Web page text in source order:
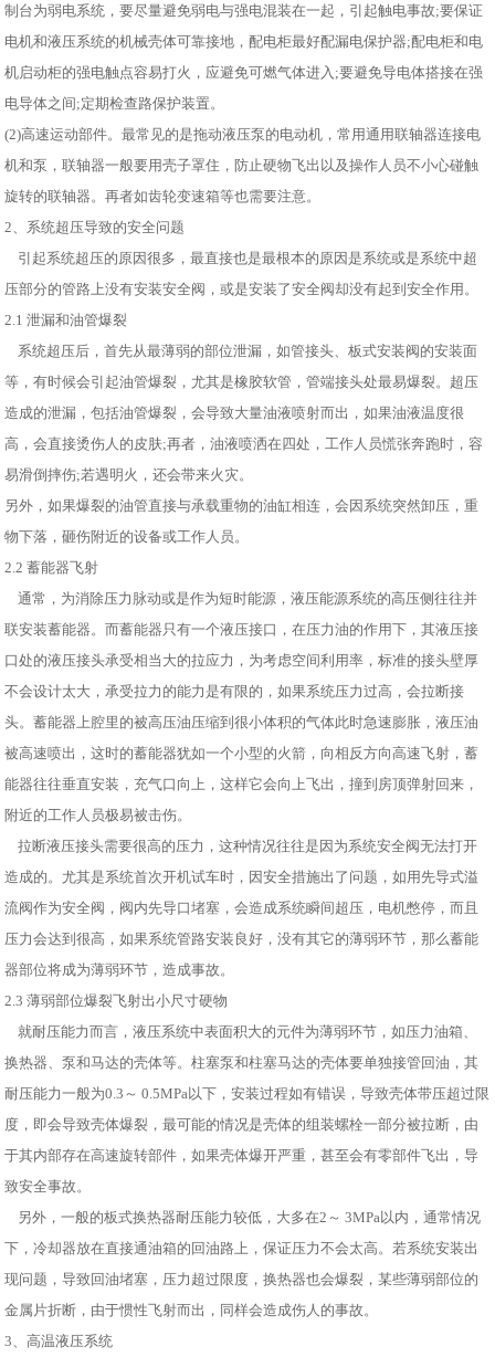
制台为弱电系统，要尽量避免弱电与强电混装在一起，引起触电事故;要保证
电机和液压系统的机械壳体可靠接地，配电柜最好配漏电保护器;配电柜和电
机启动柜的强电触点容易打火，应避免可燃气体进入;要避免导电体搭接在强
电导体之间;定期检查路保护装置。
(2)高速运动部件。最常见的是拖动液压泵的电动机，常用通用联轴器连接电
机和泵，联轴器一般要用壳子罩住，防止硬物飞出以及操作人员不小心碰触
旋转的联轴器。再者如齿轮变速箱等也需要注意。
2、系统超压导致的安全问题
引起系统超压的原因很多，最直接也是最根本的原因是系统或是系统中超
压部分的管路上没有安装安全阀，或是安装了安全阀却没有起到安全作用。
2.1 泄漏和油管爆裂
系统超压后，首先从最薄弱的部位泄漏，如管接头、板式安装阀的安装面
等，有时候会引起油管爆裂，尤其是橡胶软管，管端接头处最易爆裂。超压
造成的泄漏，包括油管爆裂，会导致大量油液喷射而出，如果油液温度很
高，会直接烫伤人的皮肤;再者，油液喷洒在四处，工作人员慌张奔跑时，容
易滑倒摔伤;若遇明火，还会带来火灾。
另外，如果爆裂的油管直接与承载重物的油缸相连，会因系统突然卸压，重
物下落，砸伤附近的设备或工作人员。
2.2 蓄能器飞射
通常，为消除压力脉动或是作为短时能源，液压能源系统的高压侧往往并
联安装蓄能器。而蓄能器只有一个液压接口，在压力油的作用下，其液压接
口处的液压接头承受相当大的拉应力，为考虑空间利用率，标准的接头壁厚
不会设计太大，承受拉力的能力是有限的，如果系统压力过高，会拉断接
头。蓄能器上腔里的被高压油压缩到很小体积的气体此时急速膨胀，液压油
被高速喷出，这时的蓄能器犹如一个小型的火箭，向相反方向高速飞射，蓄
能器往往垂直安装，充气口向上，这样它会向上飞出，撞到房顶弹射回来，
附近的工作人员极易被击伤。
拉断液压接头需要很高的压力，这种情况往往是因为系统安全阀无法打开
造成的。尤其是系统首次开机试车时，因安全措施出了问题，如用先导式溢
流阀作为安全阀，阀内先导口堵塞，会造成系统瞬间超压，电机憋停，而且
压力会达到很高，如果系统管路安装良好，没有其它的薄弱环节，那么蓄能
器部位将成为薄弱环节，造成事故。
2.3 薄弱部位爆裂飞射出小尺寸硬物
就耐压能力而言，液压系统中表面积大的元件为薄弱环节，如压力油箱、
换热器、泵和马达的壳体等。柱塞泵和柱塞马达的壳体要单独接管回油，其
耐压能力一般为0.3～ 0.5MPa以下，安装过程如有错误，导致壳体带压超过限
度，即会导致壳体爆裂，最可能的情况是壳体的组装螺栓一部分被拉断，由
于其内部存在高速旋转部件，如果壳体爆开严重，甚至会有零部件飞出，导
致安全事故。
另外，一般的板式换热器耐压能力较低，大多在2～ 3MPa以内，通常情况
下，冷却器放在直接通油箱的回油路上，保证压力不会太高。若系统安装出
现问题，导致回油堵塞，压力超过限度，换热器也会爆裂，某些薄弱部位的
金属片折断，由于惯性飞射而出，同样会造成伤人的事故。
3、高温液压系统